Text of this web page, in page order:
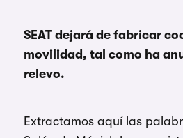
SEAT dejará de fabricar
movilidad, tal como ha
relevo.
Extractamos aquí las